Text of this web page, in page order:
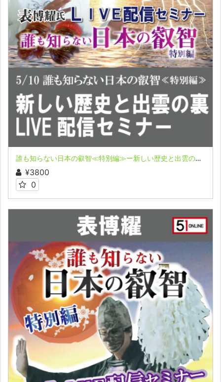
誰も知らない日本の叡智≪特別編≫ー新しい歴史と出雲の裏ー 表博耀氏LIVE配信セミナー収録映像
¥3800
0